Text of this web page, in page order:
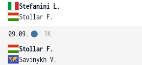
Stefanini L.
Stollar F.
09.09.
Stollar F.
Savinykh V.
1K